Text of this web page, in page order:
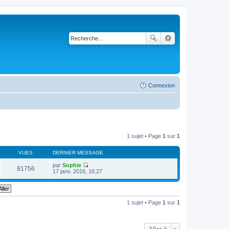
Connexion
1 sujet • Page 1 sur 1
VUES DERNIER MESSAGE
81756 par Sophie
V
i
l
17 janv. 2016, 16:27
1 sujet • Page 1 sur 1